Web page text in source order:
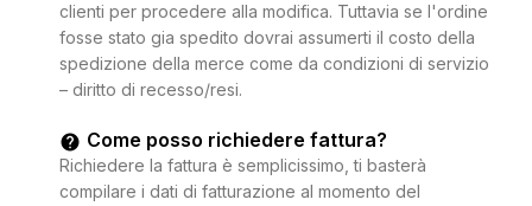
clienti per procedere alla modifica. Tuttavia se l'ordine
fosse stato gia spedito dovrai assumerti il costo della
spedizione della merce come da condizioni di servizio
– diritto di recesso/resi.
Come posso richiedere fattura?
Richiedere la fattura è semplicissimo, ti basterà
compilare i dati di fatturazione al momento del